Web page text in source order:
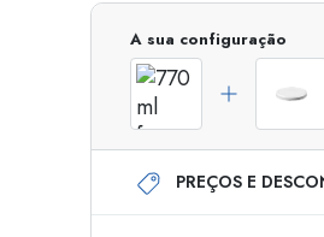
Dispensadores Airless
Frascos com roll-on
A sua configuração
PREÇOS E